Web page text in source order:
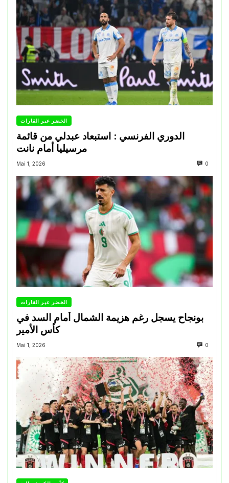
الخضر عبر القارات
الدوري الفرنسي : استبعاد عبدلي من قائمة
مرسيليا أمام نانت
Mai 1, 2026 0
الخضر عبر القارات
بونجاح يسجل رغم هزيمة الشمال أمام السد في
كأس الأمير
Mai 1, 2026 0